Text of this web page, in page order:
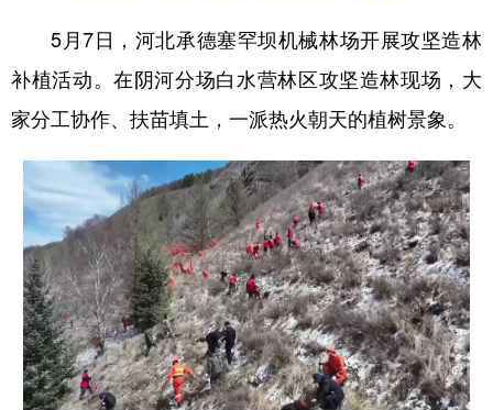
5月7日，河北承德塞罕坝机械林场开展攻坚造林
补植活动。在阴河分场白水营林区攻坚造林现场，大
家分工协作、扶苗填土，一派热火朝天的植树景象。